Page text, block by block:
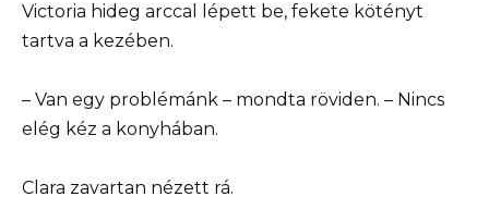
Victoria hideg arccal lépett be, fekete kötényt
tartva a kezében.
– Van egy problémánk – mondta röviden. – Nincs
elég kéz a konyhában.
Clara zavartan nézett rá.